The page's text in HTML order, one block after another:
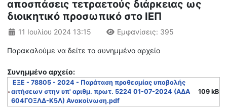
αποσπάσεις τετραετούς διάρκειας ως
διοικητικό προσωπικό στο ΙΕΠ
Λεπτομέρειες
11 Ιουλίου 2024 13:15 Εμφανίσεις: 395
Παρακαλούμε να δείτε το συνημμένο αρχείο
Συνημμένo αρχείο:
ΕΞΕ - 78805 - 2024 - Παράταση προθεσμίας υποβολής
αιτήσεων στην υπ' αριθμ. πρωτ. 5224 01-07-2024 (ΑΔΑ
604ΓΟΞΛΔ-Κ5Λ) Ανακοίνωση.pdf
109 kB